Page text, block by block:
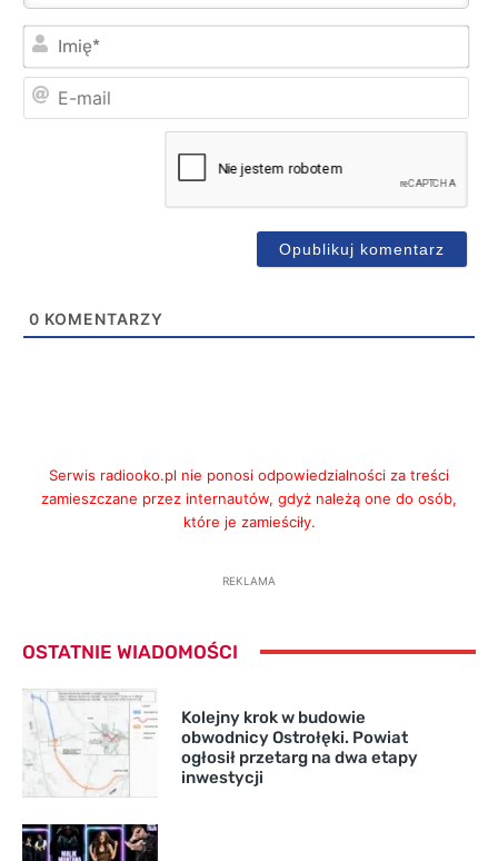
0 KOMENTARZY
Serwis radiooko.pl nie ponosi odpowiedzialności za treści
zamieszczane przez internautów, gdyż należą one do osób,
które je zamieściły.
REKLAMA
OSTATNIE WIADOMOŚCI
Kolejny krok w budowie
obwodnicy Ostrołęki. Powiat
ogłosił przetarg na dwa etapy
inwestycji